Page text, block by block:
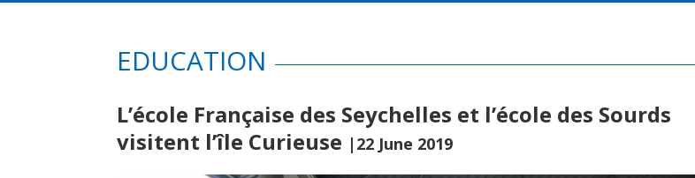
EDUCATION
L’école Française des Seychelles et l’école des Sourds
visitent l’île Curieuse |22 June 2019